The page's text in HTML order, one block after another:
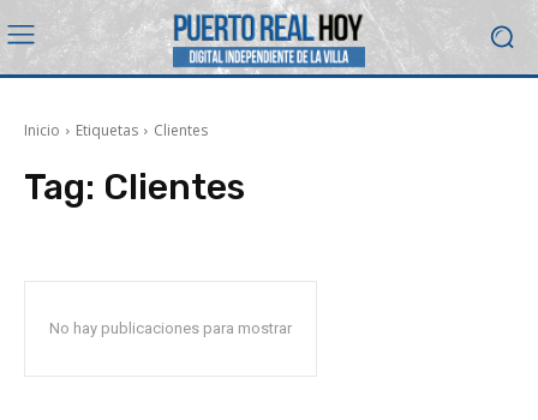
Inicio Etiquetas Clientes
Tag: Clientes
No hay publicaciones para mostrar